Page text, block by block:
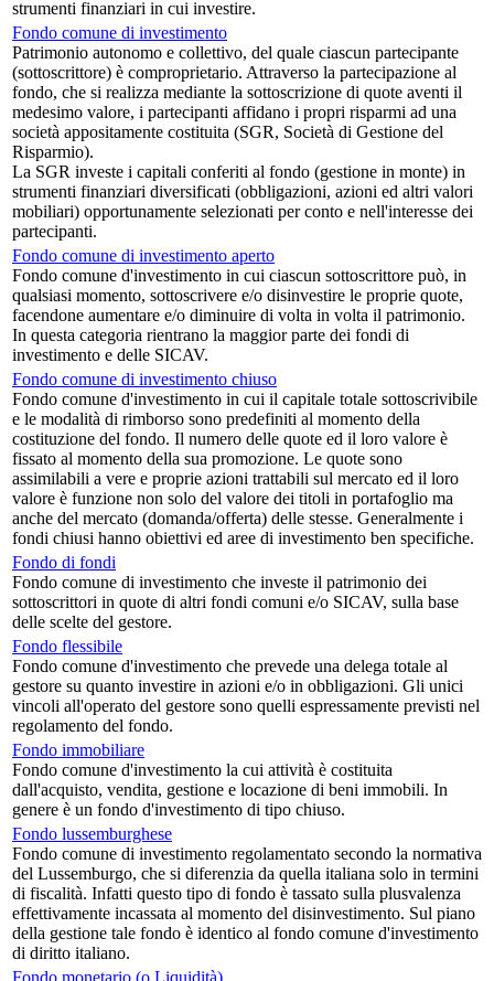
strumenti finanziari in cui investire.
Fondo comune di investimento
Patrimonio autonomo e collettivo, del quale ciascun partecipante
(sottoscrittore) è comproprietario. Attraverso la partecipazione al
fondo, che si realizza mediante la sottoscrizione di quote aventi il
medesimo valore, i partecipanti affidano i propri risparmi ad una
società appositamente costituita (SGR, Società di Gestione del
Risparmio).
La SGR investe i capitali conferiti al fondo (gestione in monte) in
strumenti finanziari diversificati (obbligazioni, azioni ed altri valori
mobiliari) opportunamente selezionati per conto e nell'interesse dei
partecipanti.
Fondo comune di investimento aperto
Fondo comune d'investimento in cui ciascun sottoscrittore può, in
qualsiasi momento, sottoscrivere e/o disinvestire le proprie quote,
facendone aumentare e/o diminuire di volta in volta il patrimonio.
In questa categoria rientrano la maggior parte dei fondi di
investimento e delle SICAV.
Fondo comune di investimento chiuso
Fondo comune d'investimento in cui il capitale totale sottoscrivibile
e le modalità di rimborso sono predefiniti al momento della
costituzione del fondo. Il numero delle quote ed il loro valore è
fissato al momento della sua promozione. Le quote sono
assimilabili a vere e proprie azioni trattabili sul mercato ed il loro
valore è funzione non solo del valore dei titoli in portafoglio ma
anche del mercato (domanda/offerta) delle stesse. Generalmente i
fondi chiusi hanno obiettivi ed aree di investimento ben specifiche.
Fondo di fondi
Fondo comune di investimento che investe il patrimonio dei
sottoscrittori in quote di altri fondi comuni e/o SICAV, sulla base
delle scelte del gestore.
Fondo flessibile
Fondo comune d'investimento che prevede una delega totale al
gestore su quanto investire in azioni e/o in obbligazioni. Gli unici
vincoli all'operato del gestore sono quelli espressamente previsti nel
regolamento del fondo.
Fondo immobiliare
Fondo comune d'investimento la cui attività è costituita
dall'acquisto, vendita, gestione e locazione di beni immobili. In
genere è un fondo d'investimento di tipo chiuso.
Fondo lussemburghese
Fondo comune di investimento regolamentato secondo la normativa
del Lussemburgo, che si diferenzia da quella italiana solo in termini
di fiscalità. Infatti questo tipo di fondo è tassato sulla plusvalenza
effettivamente incassata al momento del disinvestimento. Sul piano
della gestione tale fondo è identico al fondo comune d'investimento
di diritto italiano.
Fondo monetario (o Liquidità)